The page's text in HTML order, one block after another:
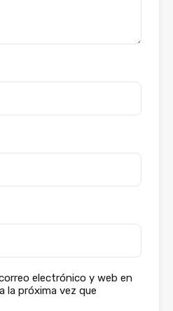
electrónico y web en
la próxima vez que